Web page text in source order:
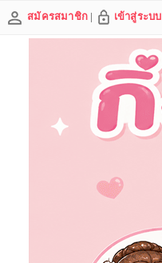
สมัครสมาชิก | เข้าสู่ระบบ